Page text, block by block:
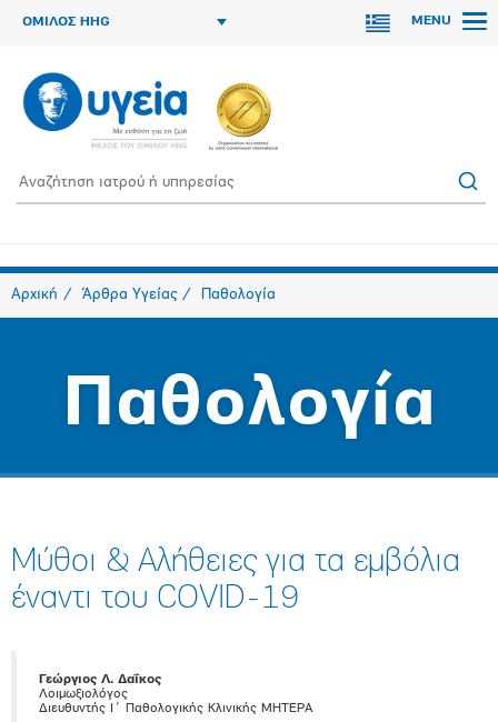
ΟΜΙΛΟΣ HHG MENU
Αρχική Άρθρα Υγείας Παθολογία
Παθολογία
Μύθοι & Αλήθειες για τα εμβόλια
έναντι του COVID-19
Γεώργιος Λ. Δαΐκος
Λοιμωξιολόγος
Διευθυντής Ι΄ Παθολογικής Κλινικής ΜΗΤΕΡΑ